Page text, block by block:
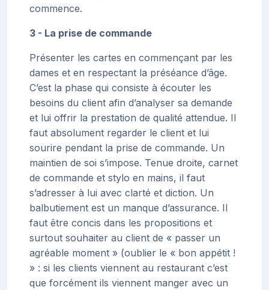
commence.
3 - La prise de commande
Présenter les cartes en commençant par les
dames et en respectant la préséance d’âge.
C’est la phase qui consiste à écouter les
besoins du client afin d’analyser sa demande
et lui offrir la prestation de qualité attendue. Il
faut absolument regarder le client et lui
sourire pendant la prise de commande. Un
maintien de soi s’impose. Tenue droite, carnet
de commande et stylo en mains, il faut
s’adresser à lui avec clarté et diction. Un
balbutiement est un manque d’assurance. Il
faut être concis dans les propositions et
surtout souhaiter au client de « passer un
agréable moment » (oublier le « bon appétit !
» : si les clients viennent au restaurant c’est
que forcément ils viennent manger avec un